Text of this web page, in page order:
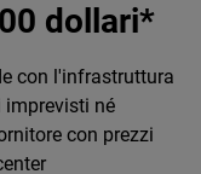
dollari*
con l'infrastruttura
imprevisti né
con prezzi